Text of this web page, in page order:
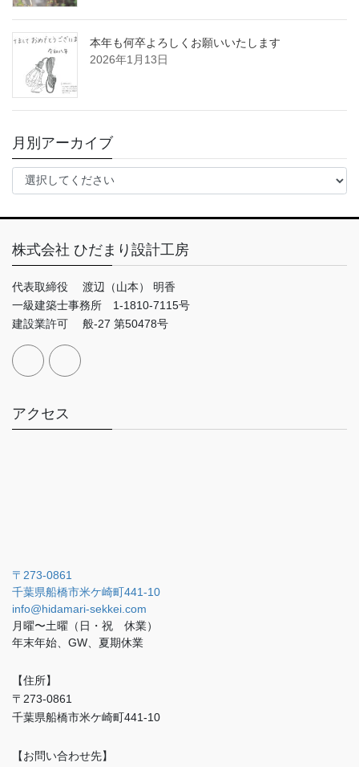
本年も何卒よろしくお願いいたします
2026年1月13日
月別アーカイブ
株式会社 ひだまり設計工房
代表取締役 渡辺（山本） 明香
一級建築士事務所 1-1810-7115号
建設業許可 般-27 第50478号
アクセス
〒273-0861
千葉県船橋市米ケ崎町441-10
info@hidamari-sekkei.com
月曜〜土曜（日・祝 休業）
年末年始、GW、夏期休業
【住所】
〒273-0861
千葉県船橋市米ケ崎町441-10
【お問い合わせ先】